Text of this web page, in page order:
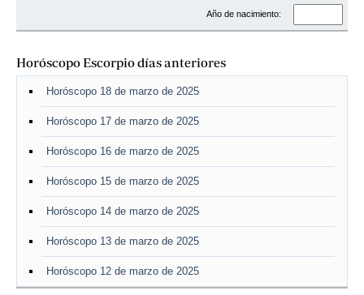
Año de nacimiento:
Horóscopo Escorpio días anteriores
Horóscopo 18 de marzo de 2025
Horóscopo 17 de marzo de 2025
Horóscopo 16 de marzo de 2025
Horóscopo 15 de marzo de 2025
Horóscopo 14 de marzo de 2025
Horóscopo 13 de marzo de 2025
Horóscopo 12 de marzo de 2025